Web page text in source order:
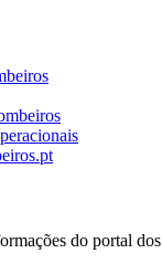
do portal